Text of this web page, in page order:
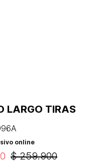
LARGO TIRAS
online
$ 259.900